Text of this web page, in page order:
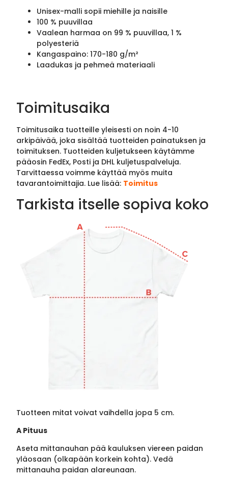
Unisex-malli sopii miehille ja naisille
100 % puuvillaa
Vaalean harmaa on 99 % puuvillaa, 1 %
polyesteriä
Kangaspaino: 170-180 g/m²
Laadukas ja pehmeä materiaali
Toimitusaika
Toimitusaika tuotteille yleisesti on noin 4-10
arkipäivää, joka sisältää tuotteiden painatuksen ja
toimituksen. Tuotteiden kuljetukseen käytämme
pääosin FedEx, Posti ja DHL kuljetuspalveluja.
Tarvittaessa voimme käyttää myös muita
tavarantoimittajia. Lue lisää: Toimitus
Tarkista itselle sopiva koko
Tuotteen mitat voivat vaihdella jopa 5 cm.
A Pituus
Aseta mittanauhan pää kauluksen viereen paidan
yläosaan (olkapään korkein kohta). Vedä
mittanauha paidan alareunaan.